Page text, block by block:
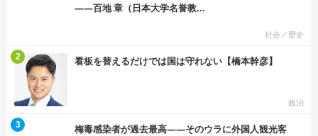
――百地 章（日本大学名誉教...
社会／歴史
看板を替えるだけでは国は守れない【橋本幹彦】
政治
2
梅毒感染者が過去最高――そのウラに外国人観光客
3